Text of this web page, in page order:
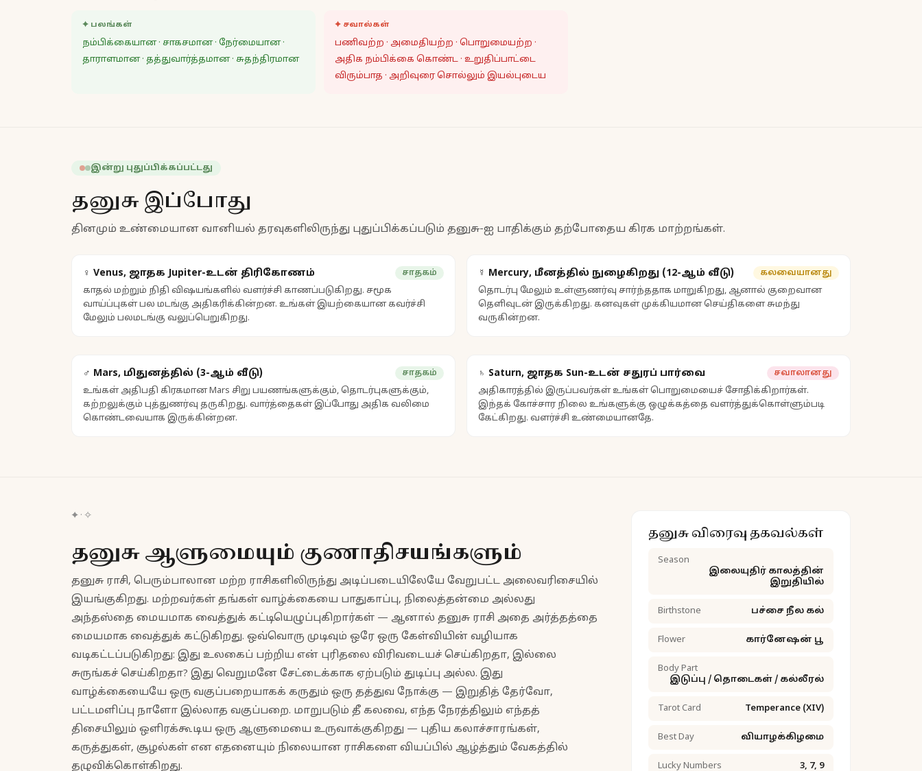
✦ பலங்கள்
நம்பிக்கையான · சாகசமான · நேர்மையான ·
தாராளமான · தத்துவார்த்தமான · சுதந்திரமான
✦ சவால்கள்
பணிவற்ற · அமைதியற்ற · பொறுமையற்ற ·
அதிக நம்பிக்கை கொண்ட · உறுதிப்பாட்டை
விரும்பாத · அறிவுரை சொல்லும் இயல்புடைய
இன்று புதுப்பிக்கப்பட்டது
தனுசு இப்போது
தினமும் உண்மையான வானியல் தரவுகளிலிருந்து புதுப்பிக்கப்படும் தனுசு-ஐ பாதிக்கும் தற்போதைய கிரக மாற்றங்கள்.
♀ Venus, ஜாதக Jupiter-உடன் திரிகோணம் சாதகம்
காதல் மற்றும் நிதி விஷயங்களில் வளர்ச்சி காணப்படுகிறது. சமூக
வாய்ப்புகள் பல மடங்கு அதிகரிக்கின்றன. உங்கள் இயற்கையான கவர்ச்சி
மேலும் பலமடங்கு வலுப்பெறுகிறது.
☿ Mercury, மீனத்தில் நுழைகிறது (12-ஆம் வீடு) கலவையானது
தொடர்பு மேலும் உள்ளுணர்வு சார்ந்ததாக மாறுகிறது, ஆனால் குறைவான
தெளிவுடன் இருக்கிறது. கனவுகள் முக்கியமான செய்திகளை சுமந்து
வருகின்றன.
♂ Mars, மிதுனத்தில் (3-ஆம் வீடு) சாதகம்
உங்கள் அதிபதி கிரகமான Mars சிறு பயணங்களுக்கும், தொடர்புகளுக்கும்,
கற்றலுக்கும் புத்துணர்வு தருகிறது. வார்த்தைகள் இப்போது அதிக வலிமை
கொண்டவையாக இருக்கின்றன.
♄ Saturn, ஜாதக Sun-உடன் சதுரப் பார்வை சவாலானது
அதிகாரத்தில் இருப்பவர்கள் உங்கள் பொறுமையைச் சோதிக்கிறார்கள்.
இந்தக் கோச்சார நிலை உங்களுக்கு ஒழுக்கத்தை வளர்த்துக்கொள்ளும்படி
கேட்கிறது. வளர்ச்சி உண்மையானதே.
✦ · ✧
தனுசு ஆளுமையும் குணாதிசயங்களும்
தனுசு ராசி, பெரும்பாலான மற்ற ராசிகளிலிருந்து அடிப்படையிலேயே வேறுபட்ட அலைவரிசையில்
இயங்குகிறது. மற்றவர்கள் தங்கள் வாழ்க்கையை பாதுகாப்பு, நிலைத்தன்மை அல்லது
அந்தஸ்தை மையமாக வைத்துக் கட்டியெழுப்புகிறார்கள் — ஆனால் தனுசு ராசி அதை அர்த்தத்தை
மையமாக வைத்துக் கட்டுகிறது. ஒவ்வொரு முடிவும் ஒரே ஒரு கேள்வியின் வழியாக
வடிகட்டப்படுகிறது: இது உலகைப் பற்றிய என் புரிதலை விரிவடையச் செய்கிறதா, இல்லை
சுருங்கச் செய்கிறதா? இது வெறுமனே சேட்டைக்காக ஏற்படும் துடிப்பு அல்ல. இது
வாழ்க்கையையே ஒரு வகுப்பறையாகக் கருதும் ஒரு தத்துவ நோக்கு — இறுதித் தேர்வோ,
பட்டமளிப்பு நாளோ இல்லாத வகுப்பறை. மாறுபடும் தீ கலவை, எந்த நேரத்திலும் எந்தத்
திசையிலும் ஒளிரக்கூடிய ஒரு ஆளுமையை உருவாக்குகிறது — புதிய கலாச்சாரங்கள்,
கருத்துகள், சூழல்கள் என எதனையும் நிலையான ராசிகளை வியப்பில் ஆழ்த்தும் வேகத்தில்
தழுவிக்கொள்கிறது.
தனுசு விரைவு தகவல்கள்
Season
இலையுதிர் காலத்தின்
இறுதியில்
Birthstone பச்சை நீல கல்
Flower கார்னேஷன் பூ
Body Part
இடுப்பு / தொடைகள் / கல்லீரல்
Tarot Card Temperance (XIV)
Best Day வியாழக்கிழமை
Lucky Numbers 3, 7, 9